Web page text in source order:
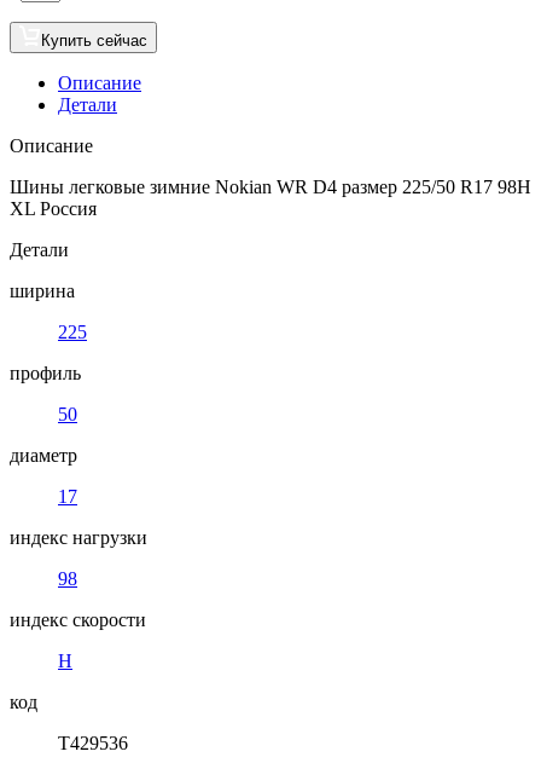
Купить сейчас
Описание
Детали
Описание
Шины легковые зимние Nokian WR D4 размер 225/50 R17 98H
XL Россия
Детали
ширина
225
профиль
50
диаметр
17
индекс нагрузки
98
индекс скорости
H
код
T429536